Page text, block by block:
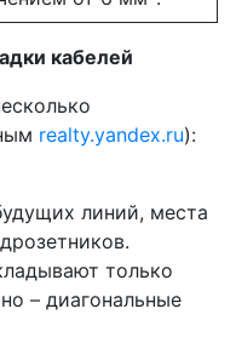
кабелей
realty.yandex.ru):
линий, места
только
– диагональные